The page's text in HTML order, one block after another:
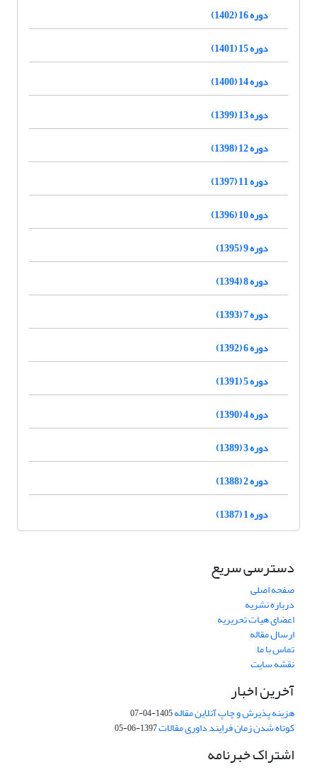
دوره 16 (1402)
دوره 15 (1401)
دوره 14 (1400)
دوره 13 (1399)
دوره 12 (1398)
دوره 11 (1397)
دوره 10 (1396)
دوره 9 (1395)
دوره 8 (1394)
دوره 7 (1393)
دوره 6 (1392)
دوره 5 (1391)
دوره 4 (1390)
دوره 3 (1389)
دوره 2 (1388)
دوره 1 (1387)
دسترسی سریع
صفحه اصلی
درباره نشریه
اعضای هیات تحریریه
ارسال مقاله
تماس با ما
نقشه سایت
آخرین اخبار
هزینه پذیرش و چاپ آنلاین مقاله1405-04-07
کوتاه شدن زمان فرایند داوری مقالات1397-06-05
اشتراک خبرنامه